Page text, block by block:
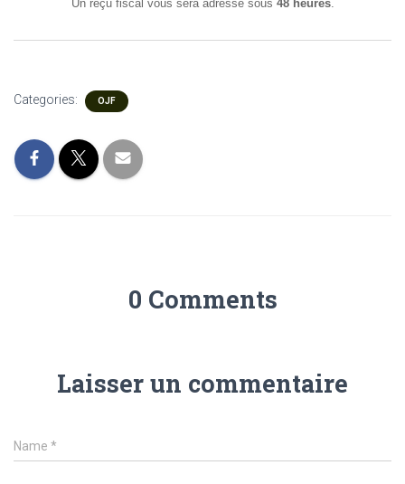
Un reçu fiscal vous sera adressé sous 48 heures.
Categories: OJF
0 Comments
Laisser un commentaire
Name *